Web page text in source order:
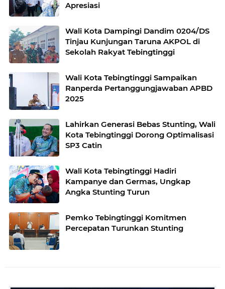
Apresiasi
Wali Kota Dampingi Dandim 0204/DS
Tinjau Kunjungan Taruna AKPOL di
Sekolah Rakyat Tebingtinggi
Wali Kota Tebingtinggi Sampaikan
Ranperda Pertanggungjawaban APBD
2025
Lahirkan Generasi Bebas Stunting, Wali
Kota Tebingtinggi Dorong Optimalisasi
SP3 Catin
Wali Kota Tebingtinggi Hadiri
Kampanye dan Germas, Ungkap
Angka Stunting Turun
Pemko Tebingtinggi Komitmen
Percepatan Turunkan Stunting